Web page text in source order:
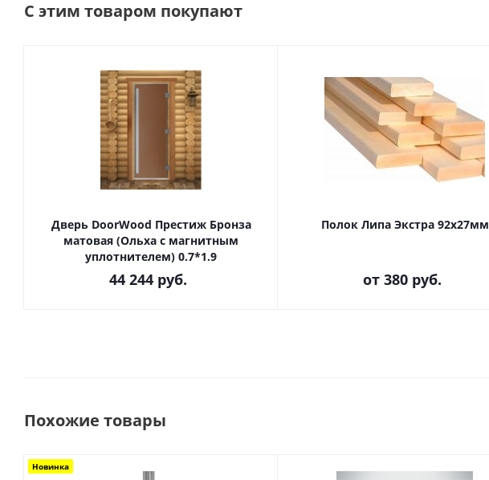
С этим товаром покупают
Дверь DoorWood Престиж Бронза
матовая (Ольха с магнитным
уплотнителем) 0.7*1.9
44 244 руб.
Полок Липа Экстра 92х27мм
от 380 руб.
Похожие товары
Новинка